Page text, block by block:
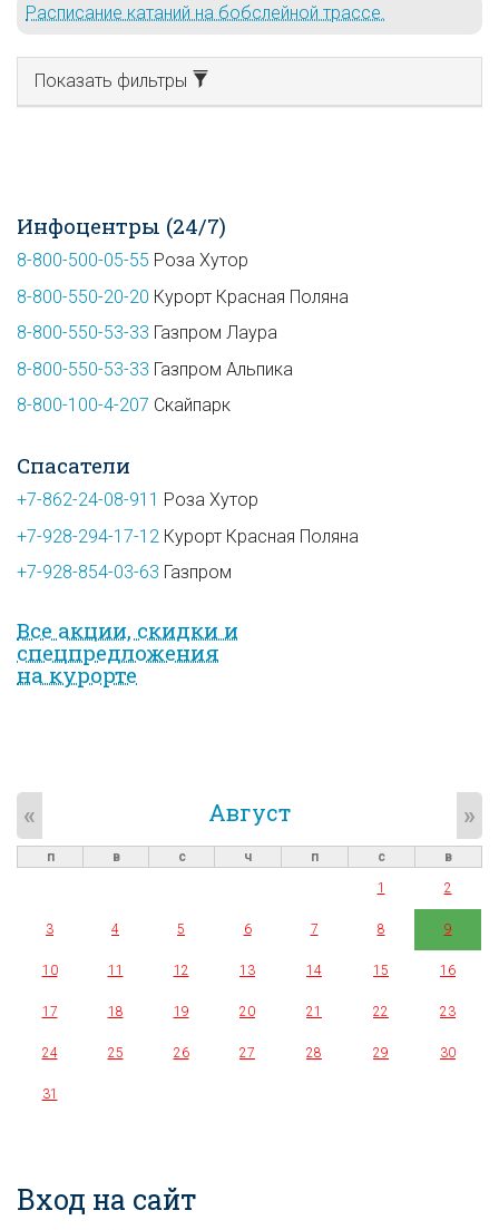
Расписание катаний на бобслейной трассе.
Показать фильтры
Инфоцентры (24/7)
8-800-500-05-55 Роза Хутор
8-800-550-20-20 Курорт Красная Поляна
8-800-550-53-33 Газпром Лаура
8-800-550-53-33 Газпром Альпика
8-800-100-4-207 Скайпарк
Спасатели
+7-862-24-08-911 Роза Хутор
+7-928-294-17-12 Курорт Красная Поляна
+7-928-854-03-63 Газпром
Все акции, скидки и
спец­предложе­ния
на курорте
Август
« »
п в с ч п с
в
1
2
3 4 5 6 7 8 9
10 11 12 13 14 15 16
17 18 19 20 21 22 23
24 25 26 27 28 29 30
31
Вход на сайт